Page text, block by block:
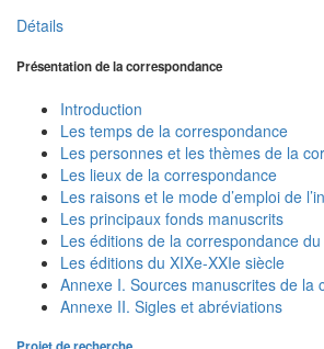
Détails
Présentation de la correspondance
Introduction
Les temps de la correspondance
Les personnes et les thèmes de la
Les lieux de la correspondance
Les raisons et le mode d’emploi de
Les principaux fonds manuscrits
Les éditions de la correspondance
Les éditions du XIXe-XXIe siècle
Annexe I. Sources manuscrites de la
Annexe II. Sigles et abréviations